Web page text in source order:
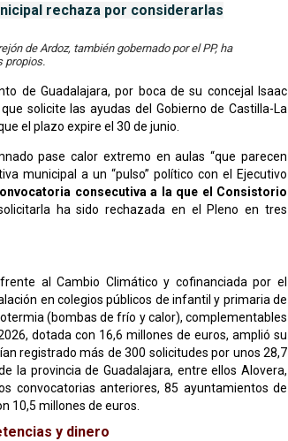
rechaza por considerarlas
de Ardoz, también gobernado por el PP, ha
propios.
de Guadalajara, por boca de su concejal Isaac
solicite las ayudas del Gobierno de Castilla-La
el plazo expire el 30 de junio.
pase calor extremo en aulas “que parecen
municipal a un “pulso” político con el Ejecutivo
consecutiva a la que el Consistorio
ha sido rechazada en el Pleno en tres
al Cambio Climático y cofinanciada por el
en colegios públicos de infantil y primaria de
(bombas de frío y calor), complementables
dotada con 16,6 millones de euros, amplió su
registrado más de 300 solicitudes por unos 28,7
la provincia de Guadalajara, entre ellos Alovera,
convocatorias anteriores, 85 ayuntamientos de
10,5 millones de euros.
y dinero